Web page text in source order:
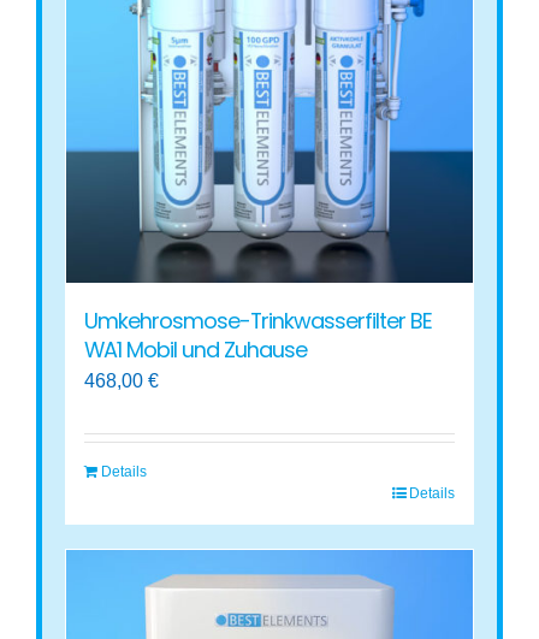
Umkehrosmose-Trinkwasserfilter BE
WA1 Mobil und Zuhause
468,00€
Details
Details